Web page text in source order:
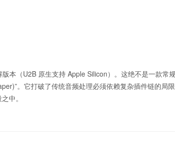
本（U2B 原生支持 Apple Silicon）。这绝不是一款常
。它打破了传统音频处理必须依赖复杂插件链的局
中。